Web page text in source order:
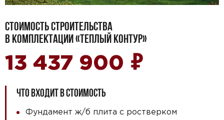
СТОИМОСТЬ СТРОИТЕЛЬСТВА
В КОМПЛЕКТАЦИИ «ТЕПЛЫЙ КОНТУР»
13 437 900 ₽
ЧТО ВХОДИТ В СТОИМОСТЬ
Фундамент ж/б плита с ростверком